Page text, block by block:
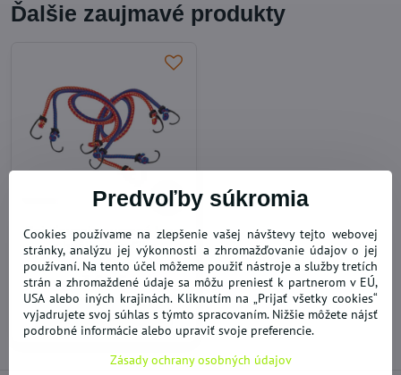
Ďalšie zaujmavé produkty
14%
Zaisťovacie gumené lano
s háčikmi 2m/3ks
SKLADOM
3,08 €
Do košíka
Predvoľby súkromia
Cookies používame na zlepšenie vašej návštevy tejto webovej
stránky, analýzu jej výkonnosti a zhromažďovanie údajov o jej
používaní. Na tento účel môžeme použiť nástroje a služby tretích
strán a zhromaždené údaje sa môžu preniesť k partnerom v EÚ,
USA alebo iných krajinách. Kliknutím na „Prijať všetky cookies“
vyjadrujete svoj súhlas s týmto spracovaním. Nižšie môžete nájsť
podrobné informácie alebo upraviť svoje preferencie.
Zásady ochrany osobných údajov